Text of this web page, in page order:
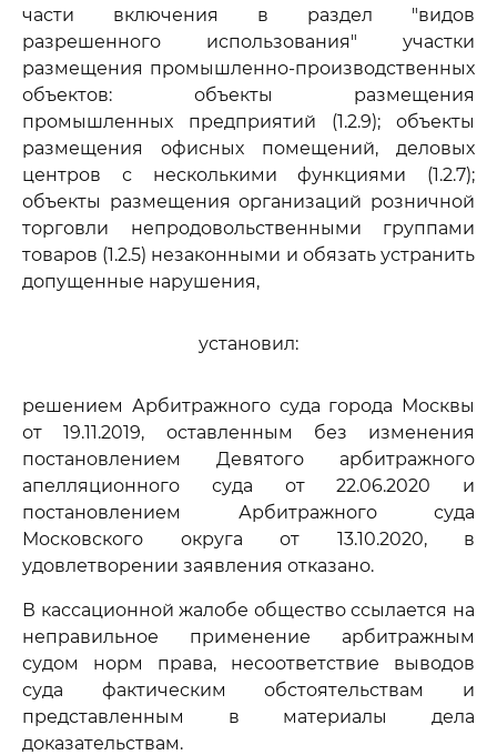
части включения в раздел "видов
разрешенного использования" участки
размещения промышленно-производственных
объектов: объекты размещения
промышленных предприятий (1.2.9); объекты
размещения офисных помещений, деловых
центров с несколькими функциями (1.2.7);
объекты размещения организаций розничной
торговли непродовольственными группами
товаров (1.2.5) незаконными и обязать устранить
допущенные нарушения,
установил:
решением Арбитражного суда города Москвы
от 19.11.2019, оставленным без изменения
постановлением Девятого арбитражного
апелляционного суда от 22.06.2020 и
постановлением Арбитражного суда
Московского округа от 13.10.2020, в
удовлетворении заявления отказано.
В кассационной жалобе общество ссылается на
неправильное применение арбитражным
судом норм права, несоответствие выводов
суда фактическим обстоятельствам и
представленным в материалы дела
доказательствам.